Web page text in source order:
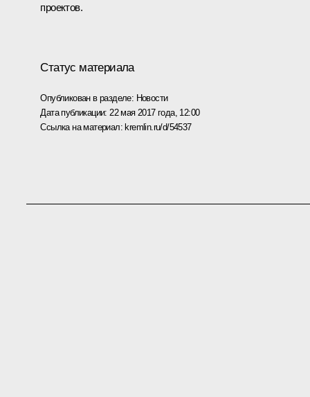
проектов.
Статус материала
Опубликован в разделе: Новости
Дата публикации: 22 мая 2017 года, 12:00
Ссылка на материал: kremlin.ru/d/54537